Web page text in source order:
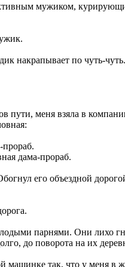
мужиком,
накрапывает по чуть-
пути, меня взяла в
дама-прораб.
его объездной
парнями. Они лихо
до поворота на их